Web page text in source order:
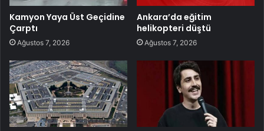
Kamyon Yaya Üst Geçidine
Çarptı
Ağustos 7, 2026
Ankara’da eğitim
helikopteri düştü
Ağustos 7, 2026